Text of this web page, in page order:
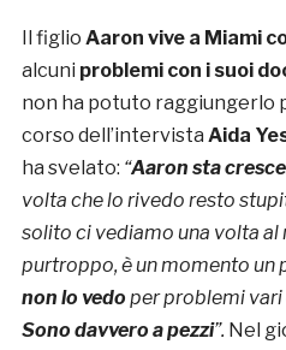
Il figlio Aaron vive a Miami
alcuni problemi con i suoi
non ha potuto raggiungerlo
corso dell’intervista Aida
ha svelato: “Aaron sta
volta che lo rivedo resto
solito ci vediamo una volta al
purtroppo, è un momento un
non lo vedo per problemi
Sono davvero a pezzi”. Nel